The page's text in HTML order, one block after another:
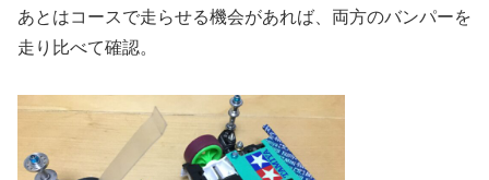
あとはコースで走らせる機会があれば、両方のバンパーを
走り比べて確認。